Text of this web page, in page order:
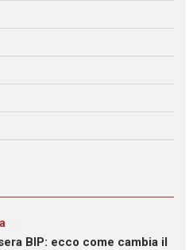
BIP: ecco come cambia il